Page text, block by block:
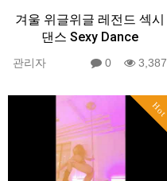
겨울 위글위글 레전드 섹시
댄스 Sexy Dance
관리자 0 3,387
Hot